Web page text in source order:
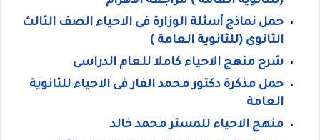
حمل نماذج أسئلة الوزارة فى الاحياء الصف الثالث
الثانوى (للثانوية العامة )
شرح منهج الاحياء كاملا للعام الدراسى
حمل مذكرة دكتور محمد الفار فى الاحياء للثانوية
العامة
منهج الاحياء للمستر محمد خالد